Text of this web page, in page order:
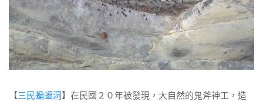
【三民蝙蝠洞】在民國２０年被發現，大自然的鬼斧神工，造